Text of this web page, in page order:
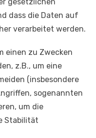
dass die Daten auf
verarbeitet werden.
einen zu Zwecken
z.B., um eine
(insbesondere
sogenannten
um die
Stabilität